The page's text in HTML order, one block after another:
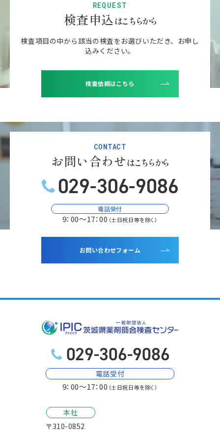
REQUEST
検査申込はこちらから
検査項目の中から該当の検査をお選びいただき、 お申し
込みください。
検査依頼はこちら
CONTACT
お問い合わせはこちらから
電話受付
9：00～17：00 （土日祝日等を除く）
お問い合わせフォーム
電話受付
9：00～17：00 （土日祝日等を除く）
本社
〒310-0852